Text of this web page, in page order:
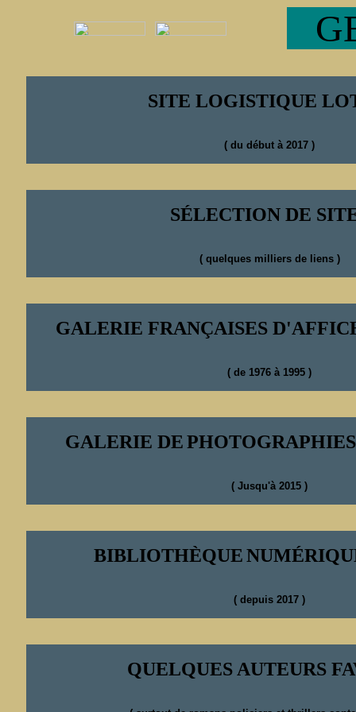
SITE LOGISTIQUE
( du début à 2017 )
SÉLECTION DE
( quelques milliers de liens )
GALERIE FRANÇAISES
( de 1976 à 1995 )
GALERIE DE
( Jusqu'à 2015 )
BIBLIOTHÈQUE
( depuis 2017 )
QUELQUES AUTEURS